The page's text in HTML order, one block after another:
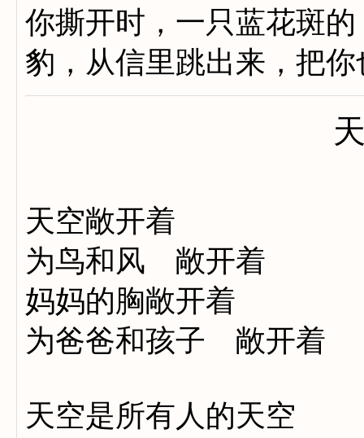
你撕开时，一只蓝花斑的
豹，从信里跳出来，把
天空敞开着
为鸟和风 敞开着
妈妈的胸敞开着
为爸爸和孩子 敞开着
天空是所有人的天空